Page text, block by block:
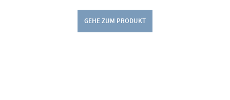
GEHE ZUM PRODUKT